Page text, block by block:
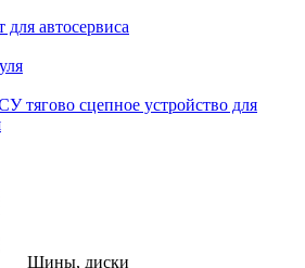
автосервиса
тягово сцепное устройство для
Шины, диски